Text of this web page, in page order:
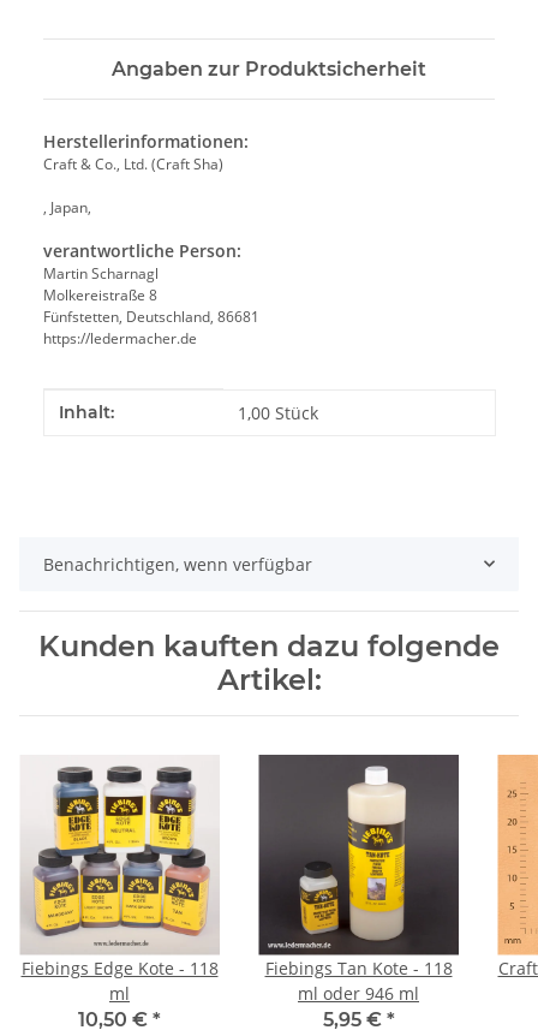
Angaben zur Produktsicherheit
Herstellerinformationen:
Craft & Co., Ltd. (Craft Sha)
, Japan,
verantwortliche Person:
Martin Scharnagl
Molkereistraße 8
Fünfstetten, Deutschland, 86681
https://ledermacher.de
Produkteigenschaft
Wert
Inhalt: 1,00 Stück
Benachrichtigen, wenn verfügbar
Kunden kauften dazu folgende
Artikel:
Fiebings Edge Kote - 118
ml
10,50 € *
Fiebings Tan Kote - 118
ml oder 946 ml
5,95 € *